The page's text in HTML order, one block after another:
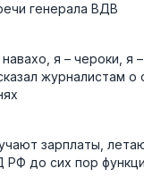
генерала ВДВ
навахо, я – чероки, я
журналистам о
зарплаты,
до сих пор